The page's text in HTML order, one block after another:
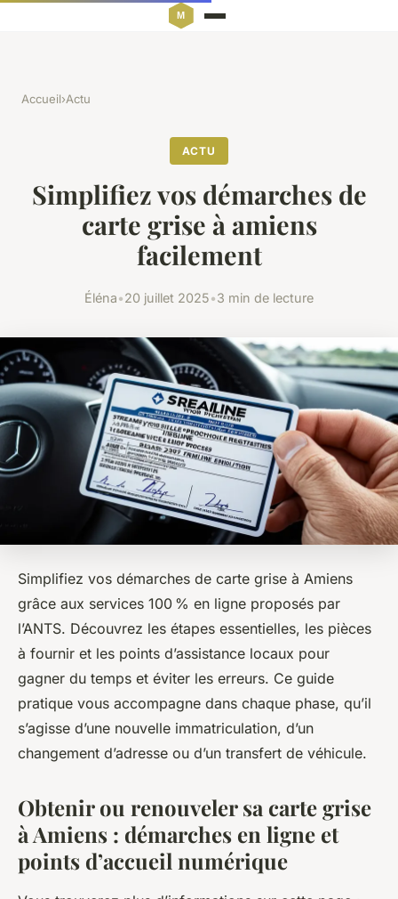
Accueil›Actu
ACTU
Simplifiez vos démarches de
carte grise à amiens
facilement
Éléna•20 juillet 2025•3 min de lecture
Simplifiez vos démarches de carte grise à Amiens
grâce aux services 100 % en ligne proposés par
l’ANTS. Découvrez les étapes essentielles, les pièces
à fournir et les points d’assistance locaux pour
gagner du temps et éviter les erreurs. Ce guide
pratique vous accompagne dans chaque phase, qu’il
s’agisse d’une nouvelle immatriculation, d’un
changement d’adresse ou d’un transfert de véhicule.
Obtenir ou renouveler sa carte grise
à Amiens : démarches en ligne et
points d’accueil numérique